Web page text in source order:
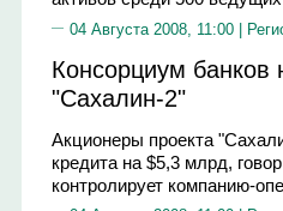
04 Августа 2008, 11:00 |
Консорциум банков
"Сахалин-2"
Акционеры проекта
кредита на $5,3 млрд,
контролирует компанию-